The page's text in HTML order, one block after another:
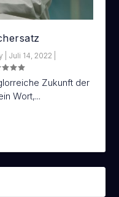
BUCHEN →
Juli 14, 2022
Zukunft der
Wort,...